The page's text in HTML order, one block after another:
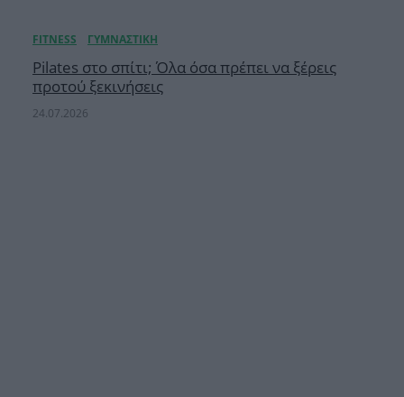
Pilates στο σπίτι; Όλα όσα πρέπει να ξέρεις
προτού ξεκινήσεις
24.07.2026